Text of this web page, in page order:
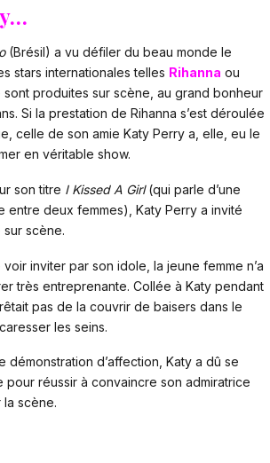
(Brésil) a vu défiler du beau monde le
stars internationales telles Rihanna ou
produites sur scène, au grand bonheur
Si la prestation de Rihanna s’est déroulée
celle de son amie Katy Perry a, elle, eu le
en véritable show.
son titre I Kissed A Girl(qui parle d’une
entre deux femmes), Katy Perry a invité
scène.
inviter par son idole, la jeune femme n’a
très entreprenante. Collée à Katy pendant
pas de la couvrir de baisers dans le
les seins.
démonstration d’affection, Katy a dû se
pour réussir à convaincre son admiratrice
scène.